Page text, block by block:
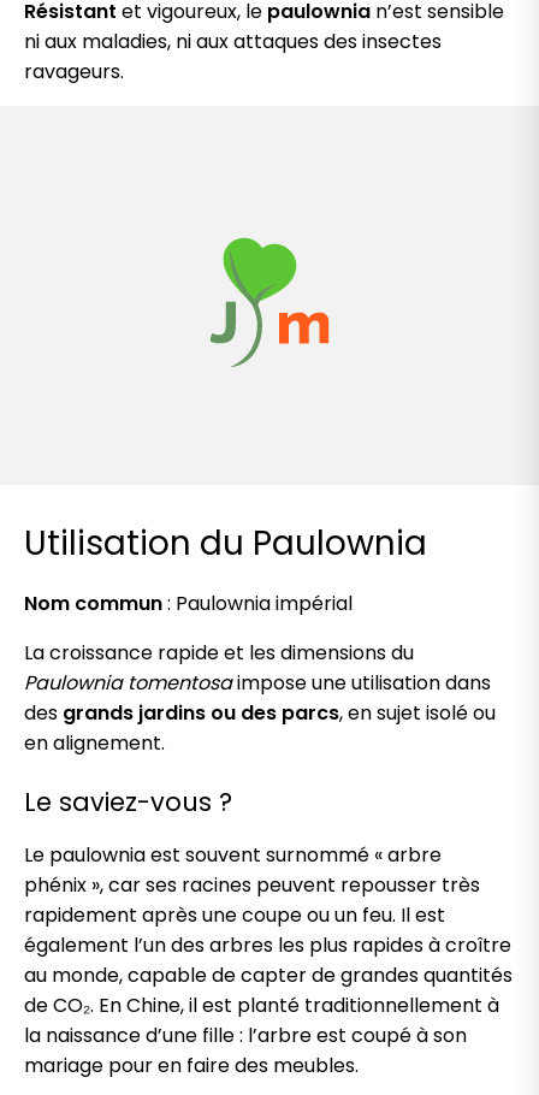
Résistant et vigoureux, le paulownia n’est sensible
ni aux maladies, ni aux attaques des insectes
ravageurs.
Utilisation du Paulownia
Nom commun: Paulownia impérial
La croissance rapide et les dimensions du
Paulownia tomentosaimpose une utilisation dans
des grands jardins ou des parcs, en sujet isolé ou
en alignement.
Le saviez-vous ?
Le paulownia est souvent surnommé « arbre
phénix », car ses racines peuvent repousser très
rapidement après une coupe ou un feu. Il est
également l’un des arbres les plus rapides à croître
au monde, capable de capter de grandes quantités
de CO₂. En Chine, il est planté traditionnellement à
la naissance d’une fille : l’arbre est coupé à son
mariage pour en faire des meubles.